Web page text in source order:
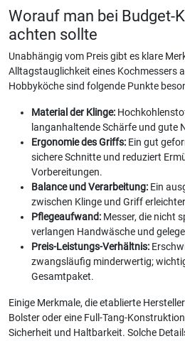
Worauf man bei Budget-
achten sollte
Unabhängig vom Preis gibt es klare
Alltagstauglichkeit eines Kochmessers
Hobbyköche sind folgende Punkte
Material der Klinge:
langanhaltende Schärfe und gute
Ergonomie des Griffs: Ein gut
sichere Schnitte und reduziert
Vorbereitungen.
Balance und Verarbeitung: Ein
zwischen Klinge und Griff
Pflegeaufwand: Messer, die nicht
verlangen Handwäsche und
Preis-Leistungs-Verhältnis:
zwangsläufig minderwertig;
Gesamtpaket.
Einige Merkmale, die etablierte
Bolster oder eine Full-Tang-
Sicherheit und Haltbarkeit. Solche